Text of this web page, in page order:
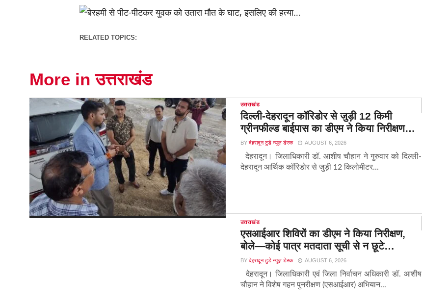
RELATED TOPICS:
More in उत्तराखंड
उत्तराखंड
दिल्ली-देहरादून कॉरिडोर से जुड़ी 12 किमी
ग्रीनफील्ड बाईपास का डीएम ने किया निरीक्षण…
BY देहरादून टुडे न्यूज़ डेस्क AUGUST 6, 2026
देहरादून। जिलाधिकारी डॉ. आशीष चौहान ने गुरुवार को दिल्ली-
देहरादून आर्थिक कॉरिडोर से जुड़ी 12 किलोमीटर...
उत्तराखंड
एसआईआर शिविरों का डीएम ने किया निरीक्षण,
बोले—कोई पात्र मतदाता सूची से न छूटे…
BY देहरादून टुडे न्यूज़ डेस्क AUGUST 6, 2026
देहरादून। जिलाधिकारी एवं जिला निर्वाचन अधिकारी डॉ. आशीष
चौहान ने विशेष गहन पुनरीक्षण (एसआईआर) अभियान...